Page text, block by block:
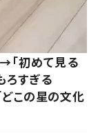
「初めて見る
ろすぎる
どこの星の文化